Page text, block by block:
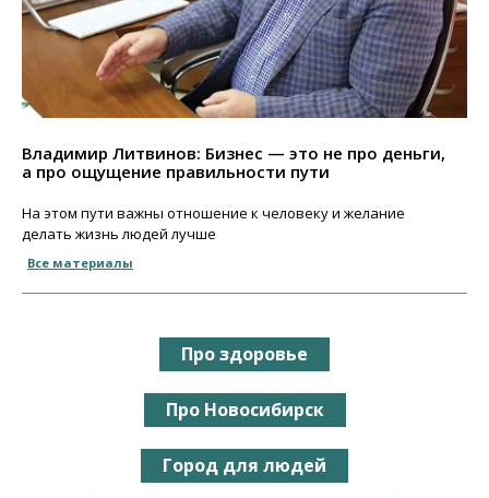
Владимир Литвинов: Бизнес — это не про деньги,
а про ощущение правильности пути
На этом пути важны отношение к человеку и желание
делать жизнь людей лучше
Все материалы
Про здоровье
Про Новосибирск
Город для людей